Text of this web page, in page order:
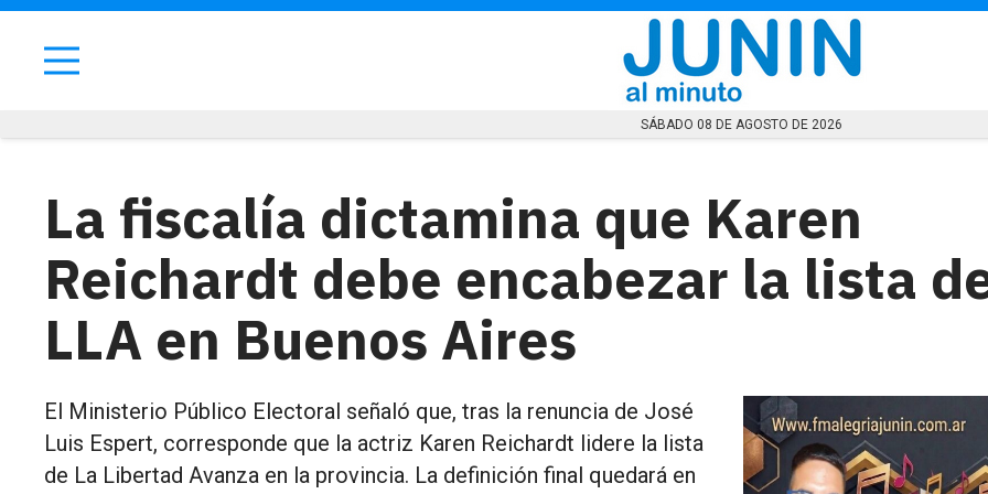
SÁBADO 08 DE AGOSTO DE 2026
La fiscalía dictamina que Karen
Reichardt debe encabezar la lista
LLA en Buenos Aires
El Ministerio Público Electoral señaló que, tras la renuncia de José
Luis Espert, corresponde que la actriz Karen Reichardt lidere la lista
de La Libertad Avanza en la provincia. La definición final quedará en